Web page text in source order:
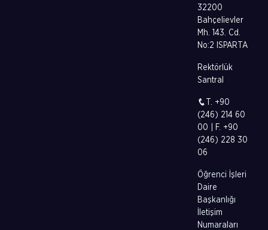
32200
Bahçelievler
Mh. 143. Cd.
No:2 ISPARTA
Rektörlük
Santral
T. +90
(246) 214 60
00 | F. +90
(246) 228 30
06
Öğrenci İşleri
Daire
Başkanlığı
İletişim
Numaraları